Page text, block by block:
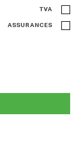
TVA
ASSURANCES